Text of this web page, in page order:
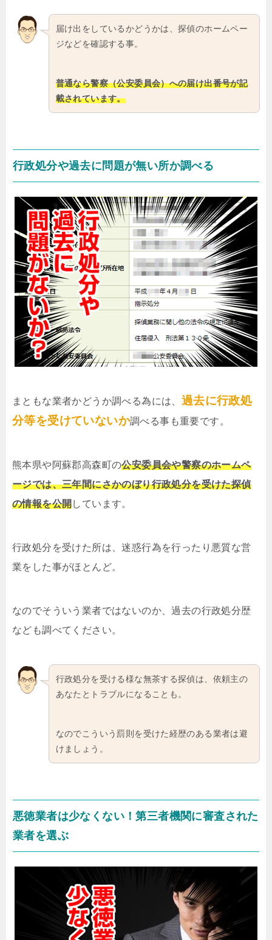
届け出をしているかどうかは、探偵のホームペー
ジなどを確認する事。
普通なら警察（公安委員会）への届け出番号が記
載されています。
行政処分や過去に問題が無い所か調べる
まともな業者かどうか調べる為には、 過去に行政処
分等を受けていないか調べる事も重要です。
熊本県や阿蘇郡高森町の公安委員会や警察のホームペ
ージでは、三年間にさかのぼり行政処分を受けた探偵
の情報を公開しています。
行政処分を受けた所は、迷惑行為を行ったり悪質な営
業をした事がほとんど。
なのでそういう業者ではないのか、過去の行政処分歴
なども調べてください。
行政処分を受ける様な無茶する探偵は、依頼主の
あなたとトラブルになることも。
なのでこういう罰則を受けた経歴のある業者は避
けましょう。
悪徳業者は少なくない！第三者機関に審査された
業者を選ぶ